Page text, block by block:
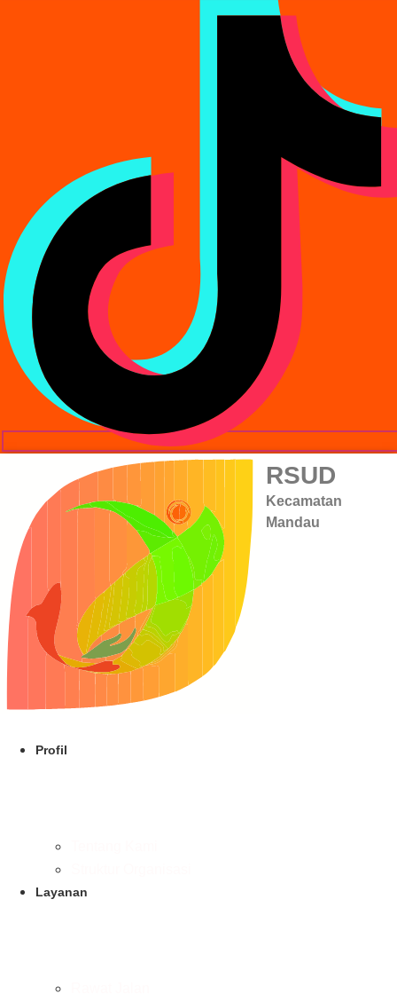
RSUD
Kecamatan
Mandau
Profil
Layanan